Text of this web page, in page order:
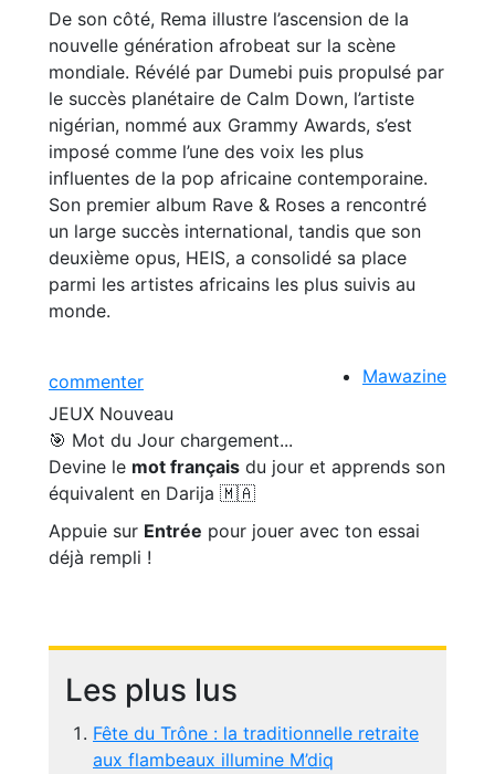
De son côté, Rema illustre l’ascension de la
nouvelle génération afrobeat sur la scène
mondiale. Révélé par Dumebi puis propulsé par
le succès planétaire de Calm Down, l’artiste
nigérian, nommé aux Grammy Awards, s’est
imposé comme l’une des voix les plus
influentes de la pop africaine contemporaine.
Son premier album Rave & Roses a rencontré
un large succès international, tandis que son
deuxième opus, HEIS, a consolidé sa place
parmi les artistes africains les plus suivis au
monde.
commenter
Mawazine
JEUX Nouveau
🎯 Mot du Jour chargement...
Devine le mot français du jour et apprends son
équivalent en Darija 🇲🇦
Appuie sur Entrée pour jouer avec ton essai
déjà rempli !
Les plus lus
Fête du Trône : la traditionnelle retraite
aux flambeaux illumine M’diq